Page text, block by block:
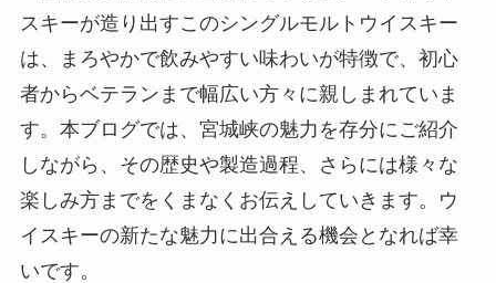
スキーが造り出すこのシングルモルトウイスキー
は、まろやかで飲みやすい味わいが特徴で、初心
者からベテランまで幅広い方々に親しまれていま
す。本ブログでは、宮城峡の魅力を存分にご紹介
しながら、その歴史や製造過程、さらには様々な
楽しみ方までをくまなくお伝えしていきます。ウ
イスキーの新たな魅力に出合える機会となれば幸
いです。